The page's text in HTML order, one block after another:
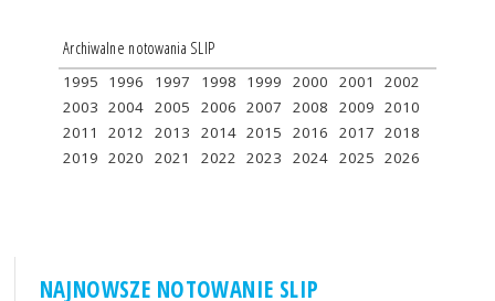
Archiwalne notowania SLIP
1995 1996 1997 1998 1999 2000 2001
2002
2003 2004 2005 2006 2007 2008 2009 2010
2011
2012 2013 2014 2015 2016 2017 2018
2019 2020 2021 2022 2023 2024 2025 2026
NAJNOWSZE NOTOWANIE SLIP